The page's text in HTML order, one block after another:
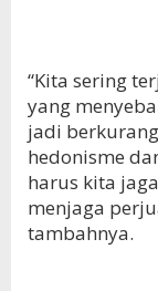
“Kita sering
yang
jadi
hedonisme
harus kita
menjaga
tambahnya.